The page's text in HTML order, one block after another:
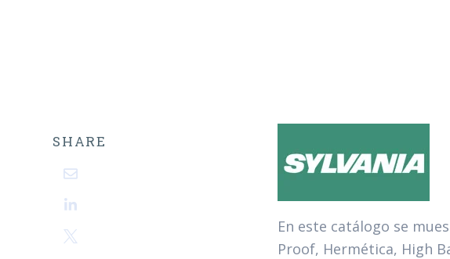
SHARE
En este catálogo se
Proof, Hermética, High